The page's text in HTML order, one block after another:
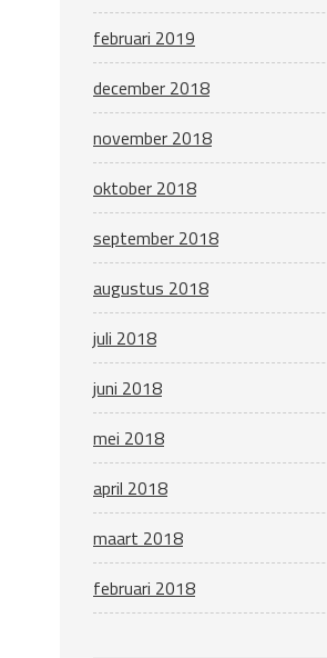
februari 2019
december 2018
november 2018
oktober 2018
september 2018
augustus 2018
juli 2018
juni 2018
mei 2018
april 2018
maart 2018
februari 2018